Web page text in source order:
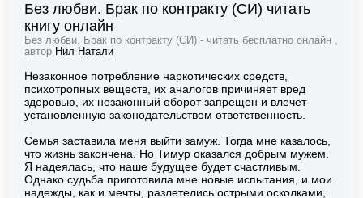
Без любви. Брак по контракту (СИ) читать
книгу онлайн
Без любви. Брак по контракту (СИ) - читать бесплатно онлайн ,
автор Нил Натали
Незаконное потребление наркотических средств,
психотропных веществ, их аналогов причиняет вред
здоровью, их незаконный оборот запрещен и влечет
установленную законодательством ответственность.
Семья заставила меня выйти замуж. Тогда мне казалось,
что жизнь закончена. Но Тимур оказался добрым мужем.
Я надеялась, что наше будущее будет счастливым.
Однако судьба приготовила мне новые испытания, и мои
надежды, как и мечты, разлетелись острыми осколками,